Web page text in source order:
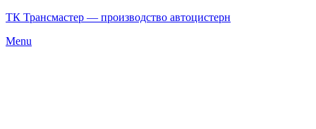
ТК Трансмастер — производство автоцистерн
Menu